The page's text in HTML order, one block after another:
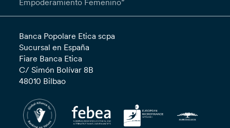
Empoderamiento Femenino”
Banca Popolare Etica scpa
Sucursal en España
Fiare Banca Etica
C/ Simón Bolívar 8B
48010 Bilbao